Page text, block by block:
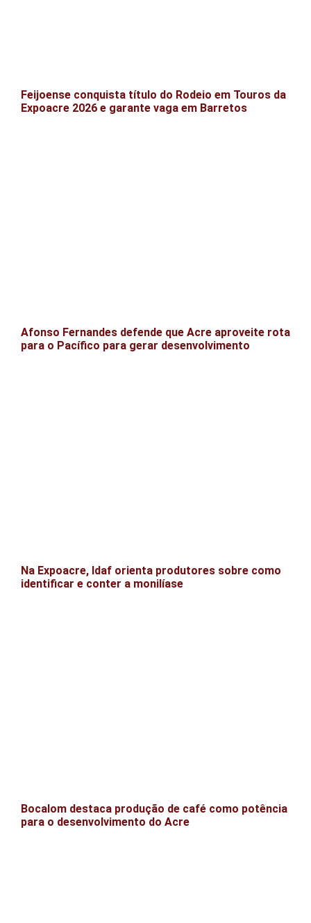
Feijoense conquista título do Rodeio em Touros da
Expoacre 2026 e garante vaga em Barretos
Afonso Fernandes defende que Acre aproveite rota
para o Pacífico para gerar desenvolvimento
Na Expoacre, Idaf orienta produtores sobre como
identificar e conter a monilíase
Bocalom destaca produção de café como potência
para o desenvolvimento do Acre